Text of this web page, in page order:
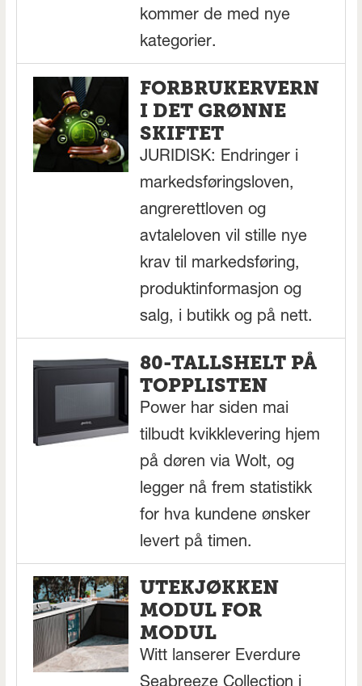
kommer de med nye
kategorier.
FORBRUKERVERN
I DET GRØNNE
SKIFTET
JURIDISK: Endringer i
markedsføringsloven,
angrerettloven og
avtaleloven vil stille nye
krav til markedsføring,
produktinformasjon og
salg, i butikk og på nett.
80-TALLSHELT PÅ
TOPPLISTEN
Power har siden mai
tilbudt kvikklevering hjem
på døren via Wolt, og
legger nå frem statistikk
for hva kundene ønsker
levert på timen.
UTEKJØKKEN
MODUL FOR
MODUL
Witt lanserer Everdure